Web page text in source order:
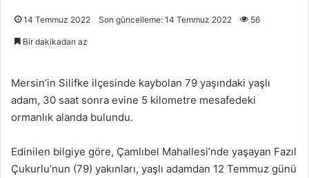
14 Temmuz 2022 Son güncelleme: 14 Temmuz 2022 56
Bir dakikadan az
Mersin’in Silifke ilçesinde kaybolan 79 yaşındaki yaşlı
adam, 30 saat sonra evine 5 kilometre mesafedeki
ormanlık alanda bulundu.
Edinilen bilgiye göre, Çamlıbel Mahallesi’nde yaşayan Fazıl
Çukurlu’nun (79) yakınları, yaşlı adamdan 12 Temmuz günü